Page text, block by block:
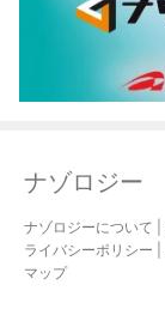
ナゾロジー
ナゾロジーについて
ライバシーポリシー
マップ